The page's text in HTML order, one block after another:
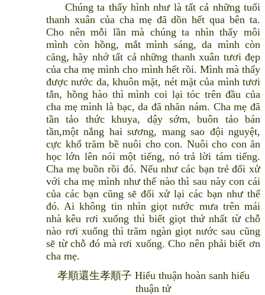
Chúng ta thấy hình như là tất cả những tuổi
thanh xuân của cha mẹ đã dồn hết qua bên ta.
Cho nên mỗi lần mà chúng ta nhìn thấy môi
mình còn hồng, mắt mình sáng, da mình còn
căng, hãy nhớ tất cả những thanh xuân tươi đẹp
của cha mẹ mình cho mình hết rồi. Mình mà thấy
được nước da, khuôn mặt, nét mặt của mình tươi
tắn, hồng hào thì mình coi lại tóc trên đầu của
cha mẹ mình là bạc, da đã nhăn nám. Cha mẹ đã
tần tảo thức khuya, dậy sớm, buôn tảo bán
tần,một nắng hai sương, mang sao đội nguyệt,
cực khổ trăm bề nuôi cho con. Nuôi cho con ăn
học lớn lên nói một tiếng, nó trả lời tám tiếng.
Cha mẹ buồn rồi đó. Nếu như các bạn trẻ đối xử
với cha mẹ mình như thế nào thì sau này con cái
của các bạn cũng sẽ đối xử lại các bạn như thế
đó. Ai không tin nhìn giọt nước mưa trên mái
nhà kêu rơi xuống thì biết giọt thứ nhất từ chỗ
nào rơi xuống thì trăm ngàn giọt nước sau cũng
sẽ từ chỗ đó mà rơi xuống. Cho nên phải biết ơn
cha mẹ.
孝順還生孝順子 Hiếu thuận hoàn sanh hiếu
thuận tử